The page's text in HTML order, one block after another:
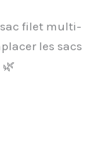
sac filet multi-
les sacs